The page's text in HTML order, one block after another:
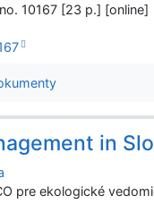
10167 [23 p.] [online]
in
pre ekologické